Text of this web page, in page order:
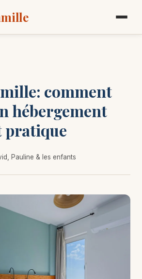
comment
hébergement
pratique
Pauline & les enfants